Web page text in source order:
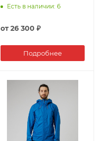
Есть в наличии: 6
от26 300 ₽
Подробнее